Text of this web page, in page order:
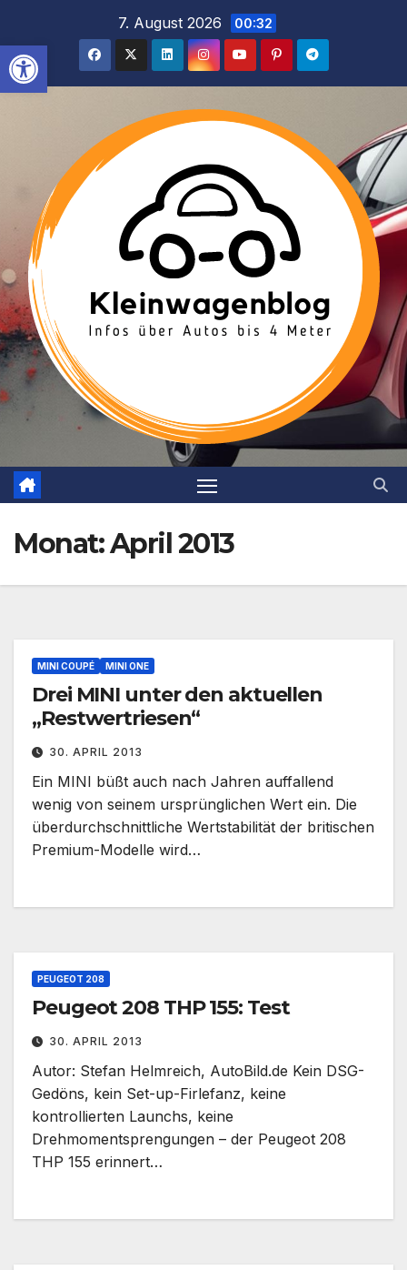
Werkzeugleiste öffnen
springen
7. August 2026 00:32
Monat:April 2013
MINI COUPÉ MINI ONE
Drei MINI unter den aktuellen
„Restwertriesen“
30. APRIL 2013
Ein MINI büßt auch nach Jahren auffallend
wenig von seinem ursprünglichen Wert ein. Die
überdurchschnittliche Wertstabilität der britischen
Premium-Modelle wird…
PEUGEOT 208
Peugeot 208 THP 155: Test
30. APRIL 2013
Autor: Stefan Helmreich, AutoBild.de Kein DSG-
Gedöns, kein Set-up-Firlefanz, keine
kontrollierten Launchs, keine
Drehmomentsprengungen – der Peugeot 208
THP 155 erinnert…